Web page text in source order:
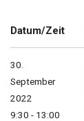
Datum/Zeit
30.
September
2022
9:30 - 13:00